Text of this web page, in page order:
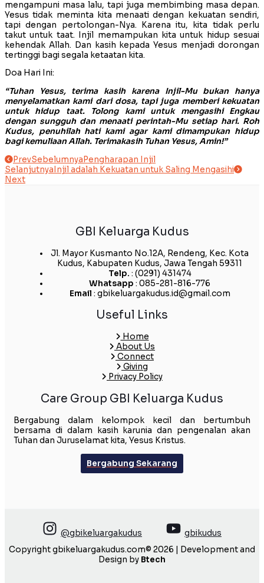
mengampuni masa lalu, tapi juga membimbing masa depan.
Yesus tidak meminta kita menaati dengan kekuatan sendiri,
tapi dengan pertolongan-Nya. Karena itu, kita tidak perlu
takut untuk taat. Injil memampukan kita untuk hidup sesuai
kehendak Allah. Dan kasih kepada Yesus menjadi dorongan
tertinggi bagi segala ketaatan kita.
Doa Hari Ini:
“Tuhan Yesus, terima kasih karena Injil-Mu bukan hanya
menyelamatkan kami dari dosa, tapi juga memberi kekuatan
untuk hidup taat. Tolong kami untuk mengasihi Engkau
dengan sungguh dan menaati perintah-Mu setiap hari. Roh
Kudus, penuhilah hati kami agar kami dimampukan hidup
bagi kemuliaan Allah. Terimakasih Tuhan Yesus, Amin!”
PrevSebelumnya Pengharapan Injil
Selanjutnya Injil adalah Kekuatan untuk Saling Mengasihi
Next
GBI Keluarga Kudus
Jl. Mayor Kusmanto No.12A, Rendeng, Kec. Kota
Kudus, Kabupaten Kudus, Jawa Tengah 59311
Telp. : (0291) 431474
Whatsapp : 085-281-816-776
Email : gbikeluargakudus.id@gmail.com
Useful Links
Home
About Us
Connect
Giving
Privacy Policy
Care Group GBI Keluarga Kudus
Bergabung dalam kelompok kecil dan bertumbuh
bersama di dalam kasih karunia dan pengenalan akan
Tuhan dan Juruselamat kita, Yesus Kristus.
Bergabung Sekarang
@gbikeluargakudus
gbikudus
Copyright gbikeluargakudus.com© 2026 | Development and
Design by Btech